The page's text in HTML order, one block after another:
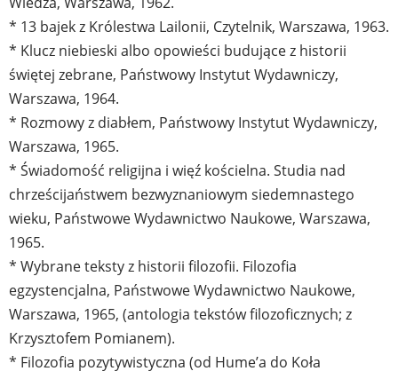
* 13 bajek z Królestwa Lailonii, Czytelnik, Warszawa, 1963.
* Klucz niebieski albo opowieści budujące z historii
świętej zebrane, Państwowy Instytut Wydawniczy,
Warszawa, 1964.
* Rozmowy z diabłem, Państwowy Instytut Wydawniczy,
Warszawa, 1965.
* Świadomość religijna i więź kościelna. Studia nad
chrześcijaństwem bezwyznaniowym siedemnastego
wieku, Państwowe Wydawnictwo Naukowe, Warszawa,
1965.
* Wybrane teksty z historii filozofii. Filozofia
egzystencjalna, Państwowe Wydawnictwo Naukowe,
Warszawa, 1965, (antologia tekstów filozoficznych; z
Krzysztofem Pomianem).
* Filozofia pozytywistyczna (od Hume’a do Koła